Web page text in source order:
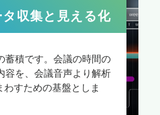
収集と見える化
蓄積です。会議の時間の
容を、会議音声より解析
すための基盤としま